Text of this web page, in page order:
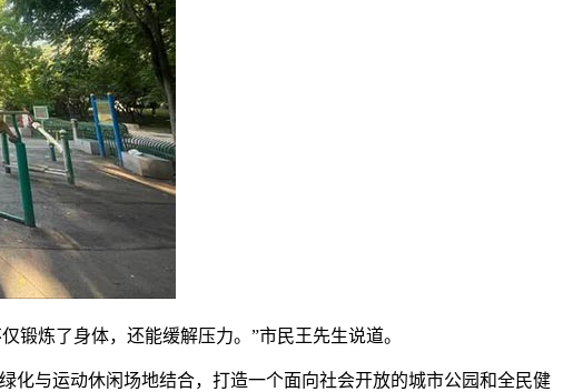
锻炼了身体，还能缓解压力。”市民王先生说道。
化与运动休闲场地结合，打造一个面向社会开放的城市公园和全民健